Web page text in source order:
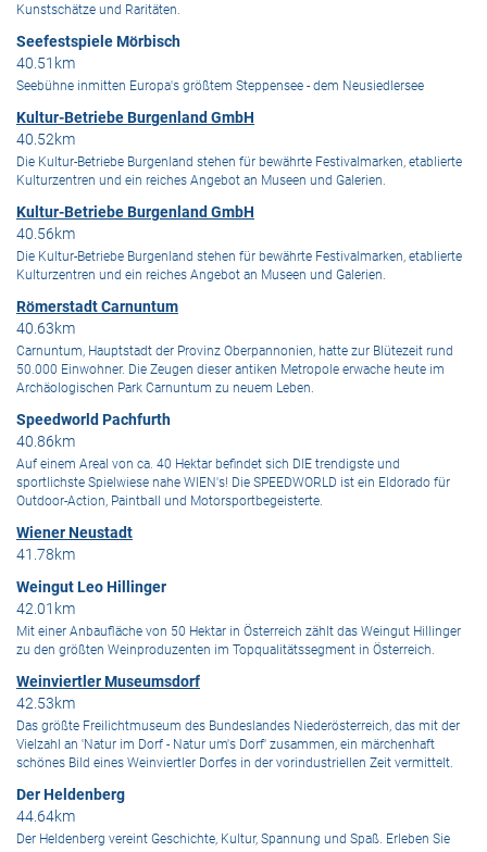
Kunstschätze und Raritäten.
Seefestspiele Mörbisch
40.51km
Seebühne inmitten Europa's größtem Steppensee - dem Neusiedlersee
Kultur-Betriebe Burgenland GmbH
40.52km
Die Kultur-Betriebe Burgenland stehen für bewährte Festivalmarken, etablierte
Kulturzentren und ein reiches Angebot an Museen und Galerien.
Kultur-Betriebe Burgenland GmbH
40.56km
Die Kultur-Betriebe Burgenland stehen für bewährte Festivalmarken, etablierte
Kulturzentren und ein reiches Angebot an Museen und Galerien.
Römerstadt Carnuntum
40.63km
Carnuntum, Hauptstadt der Provinz Oberpannonien, hatte zur Blütezeit rund
50.000 Einwohner. Die Zeugen dieser antiken Metropole erwache heute im
Archäologischen Park Carnuntum zu neuem Leben.
Speedworld Pachfurth
40.86km
Auf einem Areal von ca. 40 Hektar befindet sich DIE trendigste und
sportlichste Spielwiese nahe WIEN's! Die SPEEDWORLD ist ein Eldorado für
Outdoor-Action, Paintball und Motorsportbegeisterte.
Wiener Neustadt
41.78km
Weingut Leo Hillinger
42.01km
Mit einer Anbaufläche von 50 Hektar in Österreich zählt das Weingut Hillinger
zu den größten Weinproduzenten im Topqualitätssegment in Österreich.
Weinviertler Museumsdorf
42.53km
Das größte Freilichtmuseum des Bundeslandes Niederösterreich, das mit der
Vielzahl an 'Natur im Dorf - Natur um's Dorf' zusammen, ein märchenhaft
schönes Bild eines Weinviertler Dorfes in der vorindustriellen Zeit vermittelt.
Der Heldenberg
44.64km
Der Heldenberg vereint Geschichte, Kultur, Spannung und Spaß. Erleben Sie